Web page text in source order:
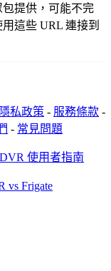
提供，可能不完
這些 URL 連接到
隱私政策 - 服務條款 -
- 常見問題
使用者指南
vs Frigate